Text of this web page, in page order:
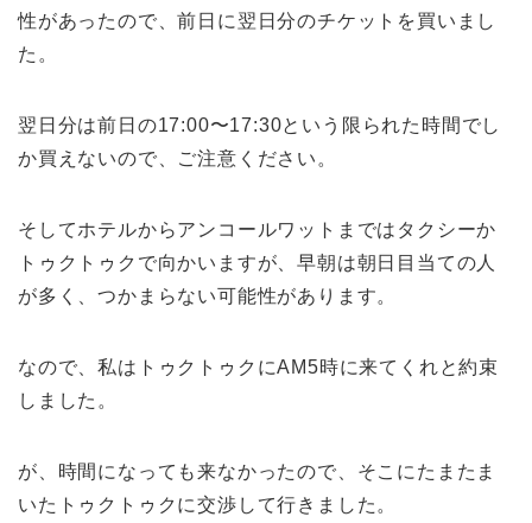
性があったので、前日に翌日分のチケットを買いまし
た。
翌日分は前日の17:00〜17:30という限られた時間でし
か買えないので、ご注意ください。
そしてホテルからアンコールワットまではタクシーか
トゥクトゥクで向かいますが、早朝は朝日目当ての人
が多く、つかまらない可能性があります。
なので、私はトゥクトゥクにAM5時に来てくれと約束
しました。
が、時間になっても来なかったので、そこにたまたま
いたトゥクトゥクに交渉して行きました。